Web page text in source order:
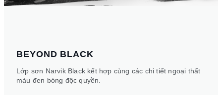
BEYOND BLACK
Lớp sơn Narvik Black kết hợp cùng các chi tiết ngoại thất
màu đen bóng độc quyền.